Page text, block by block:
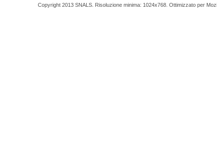
Copyright 2013 SNALS. Risoluzione minima: 1024x768. Ottimizzato per